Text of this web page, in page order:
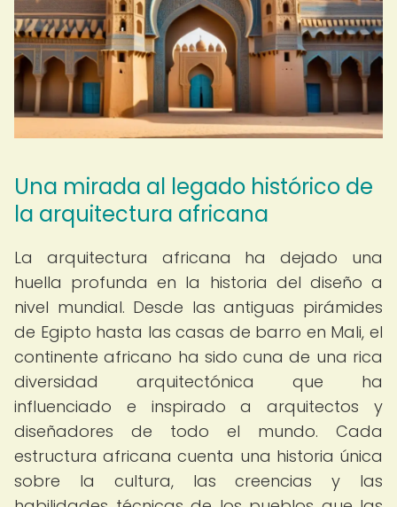
Una mirada al legado histórico de
la arquitectura africana
La arquitectura africana ha dejado una
huella profunda en la historia del diseño a
nivel mundial. Desde las antiguas pirámides
de Egipto hasta las casas de barro en Mali, el
continente africano ha sido cuna de una rica
diversidad arquitectónica que ha
influenciado e inspirado a arquitectos y
diseñadores de todo el mundo. Cada
estructura africana cuenta una historia única
sobre la cultura, las creencias y las